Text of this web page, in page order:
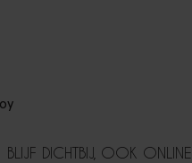
BLIJF DICHTBIJ, OOK ONLINE